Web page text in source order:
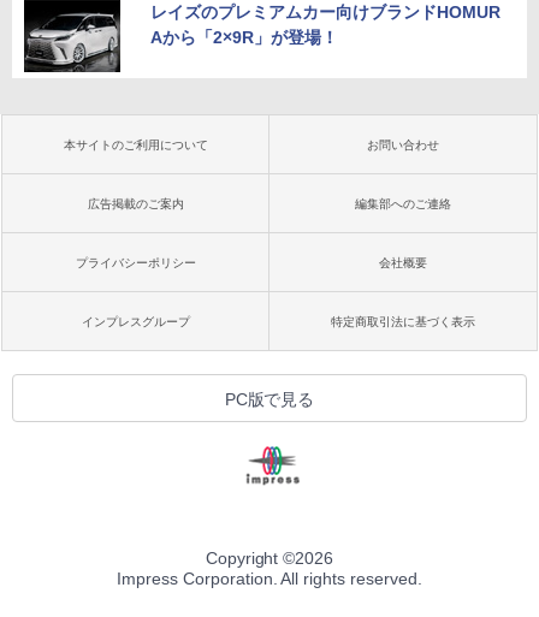
レイズのプレミアムカー向けブランドHOMUR
Aから「2×9R」が登場！
本サイトのご利用について お問い合わせ
広告掲載のご案内 編集部へのご連絡
プライバシーポリシー 会社概要
インプレスグループ 特定商取引法に基づく表示
PC版で見る
Copyright ©2026
Impress Corporation. All rights reserved.